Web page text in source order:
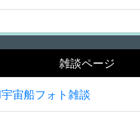
雑談ページ
宙船フォト雑談